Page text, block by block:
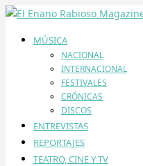
MÚSICA
NACIONAL
INTERNACIONAL
FESTIVALES
CRÓNICAS
DISCOS
ENTREVISTAS
REPORTAJES
TEATRO, CINE Y TV